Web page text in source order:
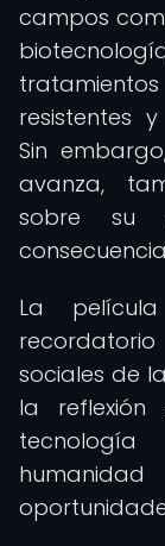
campos
resistentes
Sin
avanza,
sobre su
La
sociales de
la